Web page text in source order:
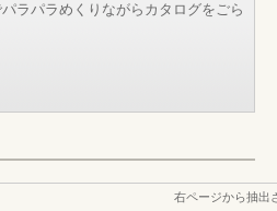
ラパラめくりながらカタログをごら
右ページから抽出